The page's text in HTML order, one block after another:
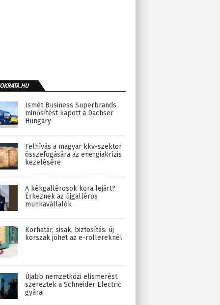
Ismét Business Superbrands
minősítést kapott a Dachser
Hungary
Felhívás a magyar kkv-szektor
összefogására az energiakrízis
kezelésére
A kékgallérosok kora lejárt?
Érkeznek az újgalléros
munkavállalók
Korhatár, sisak, biztosítás: új
korszak jöhet az e-rollereknél
Újabb nemzetközi elismerést
szereztek a Schneider Electric
gyárai